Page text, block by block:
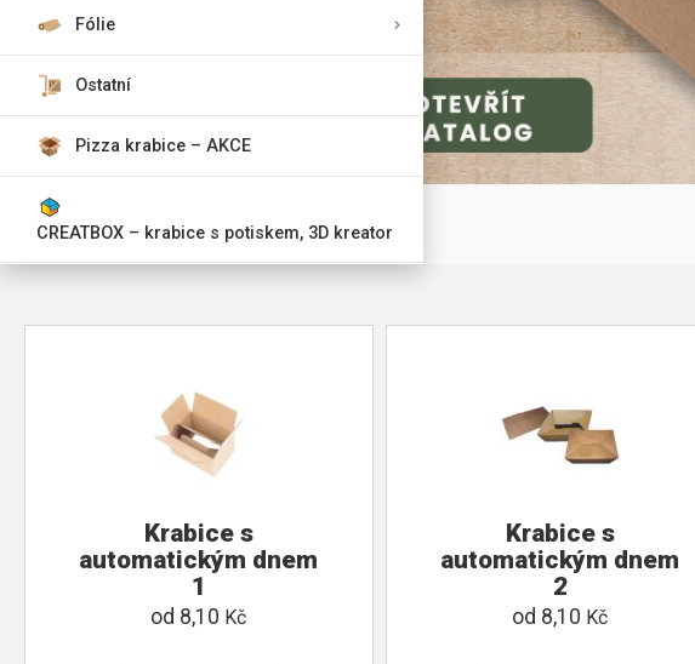
Fólie
Ostatní
Pizza krabice – AKCE
CREATBOX – krabice s potiskem, 3D kreator
Krabice s
automatickým dnem
1
od 8,10 Kč
Krabice s
automatickým dnem
2
od 8,10 Kč